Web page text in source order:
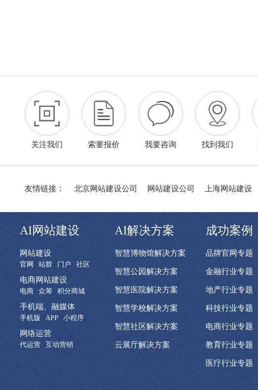
关注我们 索要报价 我要咨询 找到我们
友情链接： 北京网站建设公司 网站建设公司 上海网站建设
AI网站建设
网站建设
官网 站群 门户 社区
电商网站建设
电商 众筹 积分商城
手机端、融媒体
手机版 APP 小程序
网络运营
代运营 互动营销
AI解决方案
智慧博物馆解决方案
智慧公园解决方案
智慧医院解决方案
智慧学校解决方案
智慧社区解决方案
云展厅解决方案
成功案例
品牌官网专题
金融行业专题
地产行业专题
科技行业专题
电商行业专题
教育行业专题
医疗行业专题